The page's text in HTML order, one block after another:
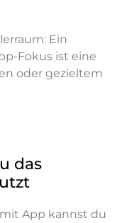
Ein
Fokus ist eine
oder gezieltem
das
App kannst du